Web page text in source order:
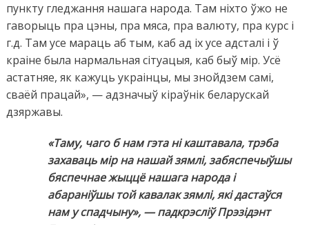
пункту гледжання нашага народа. Там ніхто ўжо не
гаворыць пра цэны, пра мяса, пра валюту, пра курс і
г.д. Там усе мараць аб тым, каб ад іх усе адсталі і ў
краіне была нармальная сітуацыя, каб быў мір. Усё
астатняе, як кажуць украінцы, мы знойдзем самі,
сваёй працай», — адзначыў кіраўнік беларускай
дзяржавы.
«Таму, чаго б нам гэта ні каштавала, трэба
захаваць мір на нашай зямлі, забяспечыўшы
бяспечнае жыццё нашага народа і
абараніўшы той кавалак зямлі, які дастаўся
нам у спадчыну», — падкрэсліў Прэзідэнт